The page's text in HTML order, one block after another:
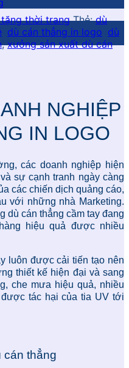
tặng thời trang Thẻ:dù
dù cán thẳng in logo dù
,xưởng sản xuất dù cán
NGHIỆP
IN LOGO
các doanh nghiệp hiện
sự cạnh tranh ngày càng
các chiến dịch quảng cáo,
với những nhà Marketing.
dù cán thẳng cầm tay đang
hiệu quả được nhiều
luôn được cải tiến tạo nên
thiết kế hiện đại và sang
che mưa hiệu quả, nhiều
tác hại của tia UV tới
cán thẳng